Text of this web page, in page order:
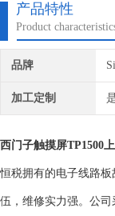
产品特性
Product
品牌
加工定制
西门子触摸屏TP1500
恒税拥有的电子线路
伍，维修实力强。公